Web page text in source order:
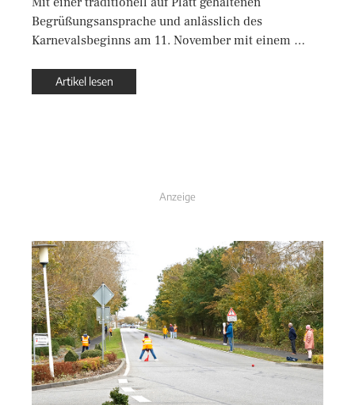
Begrüßungsansprache und anlässlich des
Karnevalsbeginns am 11. November mit einem …
Artikel lesen
Anzeige